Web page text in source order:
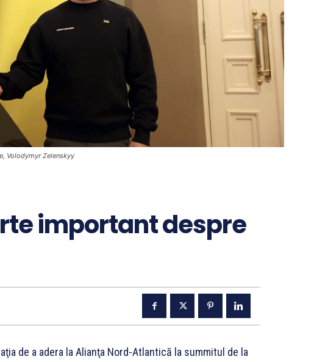
Volodymyr Zelenskyy
important despre
de a adera la Alianţa Nord-Atlantică la summitul de la